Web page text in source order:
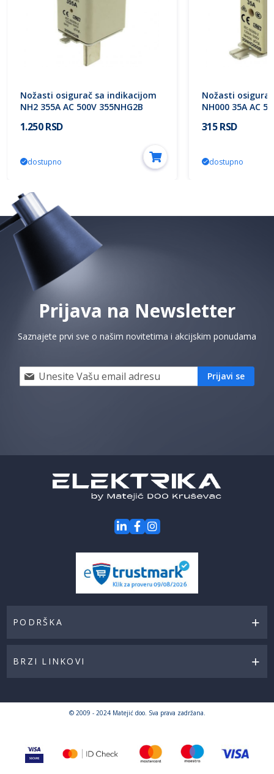
Nožasti osigurač sa indikacijom
NH2 355A AC 500V 355NHG2B
1.250 RSD
dostupno
Nožasti
NH000 35A AC
315 RSD
dostupno
Prijava na Newsletter
Saznajete prvi sve o našim novitetima i akcijskim ponudama
Prijavi
se
akcije
Prijavi se
PODRŠKA
BRZI LINKOVI
© 2009 - 2024 Matejić doo. Sva prava zadržana.